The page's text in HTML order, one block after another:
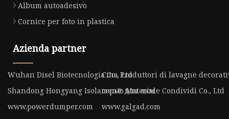
Album autoadesivo
Cornice per foto in plastica
Azienda partner
Wuhan Disel Biotecnologia Co., LtdCina Produttori di lavagne
Shandong Hongyang Isolamento Materiale Condividi Co., Ltd
серьё для лкм
www.powerdumper.com
www.galgad.com